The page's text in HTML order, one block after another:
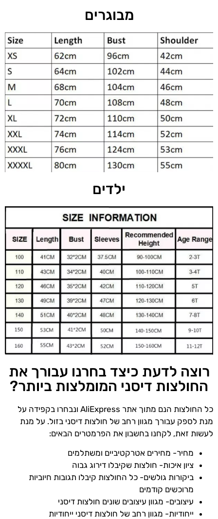
מבוגרים
ילדים
רוצה לדעת כיצד בחרנו עבורך את
החולצות דיסני המומלצות ביותר?
כל החולצות הנם מתוך אתר AliExpress ונבחרו בקפידה על
מנת לספק עבורך מגוון רחב של חולצות דיסני בזול. על מנת
לעשות זאת, לקחנו בחשבון את הפרמטרים הבאים:
מחיר- מחירים אטרקטיביים ומשתלמים
ציון איכות- חולצות שקיבלו דירוג גבוה
ביקורות גולשים- כל החולצות קיבלו תגובות חיוביות
מרוכשים קודמים
עיצובים- מגוון עיצובים שונים חולצות דיסני
ייחודיות- מגוון רחב של חולצות דיסני ייחודיות